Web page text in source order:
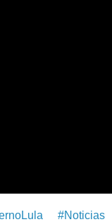
#Noticias